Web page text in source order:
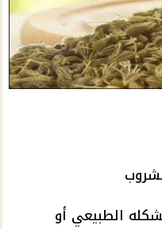
الطبيعي أو